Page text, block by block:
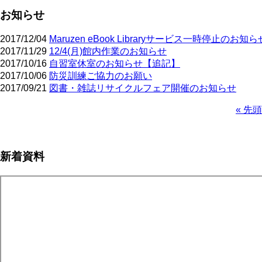
お知らせ
2017/12/04 Maruzen eBook Libraryサービス一時停止のお知ら
2017/11/29 12/4(月)館内作業のお知らせ
2017/10/16 自習室休室のお知らせ【追記】
2017/10/06 防災訓練ご協力のお願い
2017/09/21 図書・雑誌リサイクルフェア開催のお知らせ
送
先
« 先頭
新着資料